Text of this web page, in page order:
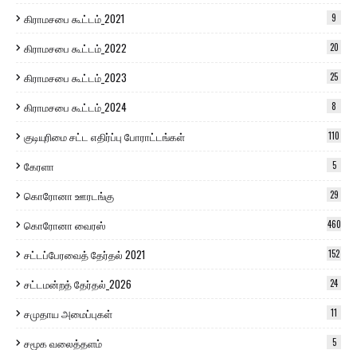
கிராமசபை கூட்டம்_2021 9
கிராமசபை கூட்டம்_2022 20
கிராமசபை கூட்டம்_2023 25
கிராமசபை கூட்டம்_2024 8
குடியுரிமை சட்ட எதிர்ப்பு போராட்டங்கள் 110
கேரளா 5
கொரோனா ஊரடங்கு 29
கொரோனா வைரஸ் 460
சட்டப்பேரவைத் தேர்தல் 2021 152
சட்டமன்றத் தேர்தல்_2026 24
சமுதாய அமைப்புகள் 11
சமூக வலைத்தளம் 5